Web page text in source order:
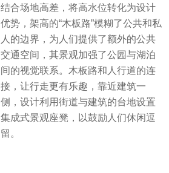
结合场地高差，将高水位转化为设计
优势，架高的“木板路”模糊了公共和私
人的边界，为人们提供了额外的公共
交通空间，其景观加强了公园与湖泊
间的视觉联系。木板路和人行道的连
接，让行走更有乐趣，靠近建筑一
侧，设计利用街道与建筑的台地设置
集成式景观座凳，以鼓励人们休闲逗
留。